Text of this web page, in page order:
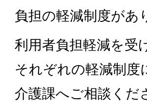
負担の軽減制度があ
利用者負担軽減を受
それぞれの軽減制度
介護課へご相談くだ